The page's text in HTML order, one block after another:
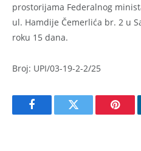
prostorijama Federalnog
ul. Hamdije Čemerlića br. 2 u
roku 15 dana.
Broj: UPI/03-19-2-2/25
FacebookTwitter